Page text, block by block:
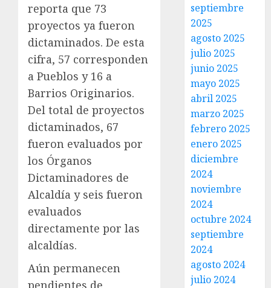
reporta que 73
proyectos ya fueron
dictaminados. De esta
cifra, 57 corresponden
a Pueblos y 16 a
Barrios Originarios.
Del total de proyectos
dictaminados, 67
fueron evaluados por
los Órganos
Dictaminadores de
Alcaldía y seis fueron
evaluados
directamente por las
alcaldías.
Aún permanecen
septiembre
2025
agosto 2025
julio 2025
junio 2025
mayo 2025
abril 2025
marzo 2025
febrero 2025
enero 2025
diciembre
2024
noviembre
2024
octubre 2024
septiembre
2024
agosto 2024
julio 2024